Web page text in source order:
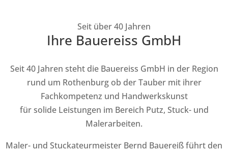
Seit über 40 Jahren
Ihre Bauereiss GmbH
Seit 40 Jahren steht die Bauereiss GmbH in der Region
rund um Rothenburg ob der Tauber mit ihrer
Fachkompetenz und Handwerkskunst
für solide Leistungen im Bereich Putz, Stuck- und
Malerarbeiten.
Maler- und Stuckateurmeister Bernd Bauereiß führt den